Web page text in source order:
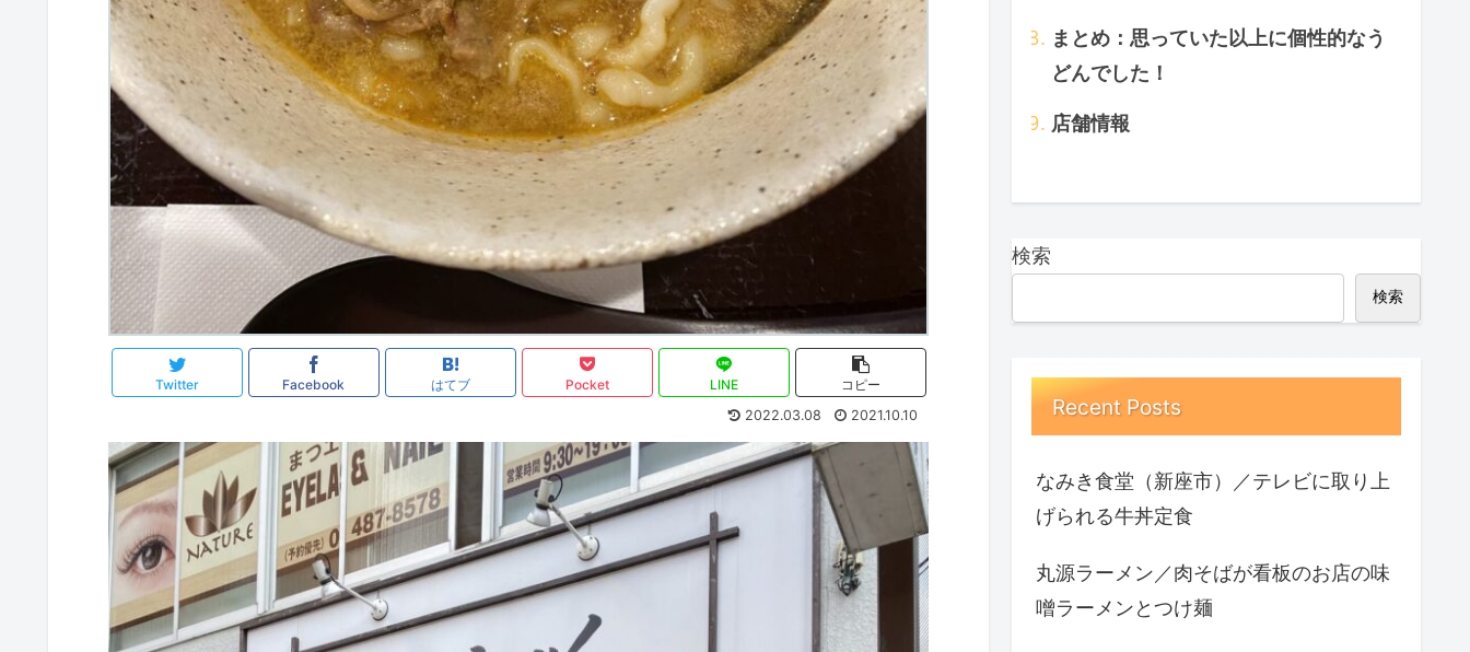
Twitter Facebook はてブ Pocket LINE
コピー
2022.03.08
2021.10.10
まとめ：思っていた以上に個性的なう
どんでした！
店舗情報
検索
検索
Recent Posts
なみき食堂（新座市）／テレビに取り上
げられる牛丼定食
丸源ラーメン／肉そばが看板のお店の味
噌ラーメンとつけ麺